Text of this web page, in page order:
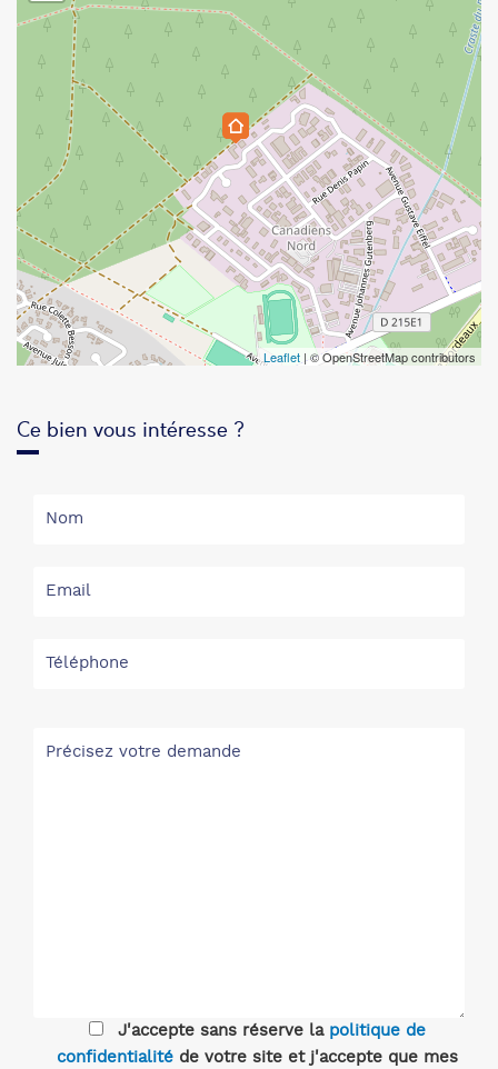
Leaflet | © OpenStreetMap contributors
Ce bien vous intéresse ?
J'accepte sans réserve la politique de
confidentialité de votre site et j'accepte que mes